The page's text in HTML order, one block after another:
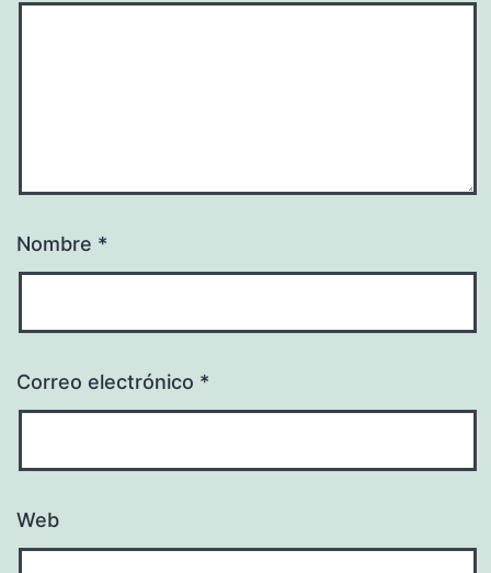
Nombre *
Correo electrónico *
Web